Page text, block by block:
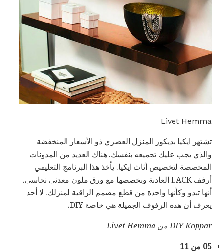
Livet Hemma
تشتهر ايكيا بديكور المنزل العصري ذو الأسعار المنخفضة
والذي يجب عليك تجميعه بنفسك. هناك العديد من المدونات
المخصصة لتخصيص أثاث ايكيا. يأخذ هذا البرنامج التعليمي
أرفف LACK العادية ويخصصها مع ورق ملون معدني نحاسي.
أنها تبدو وكأنها واحدة من قطع مصمم الراقية لمنزلك. لا أحد
يعرف أن هذه الرفوف الجميلة هي خاصة DIY.
DIY Koppar من Livet Hemma
05 من 11